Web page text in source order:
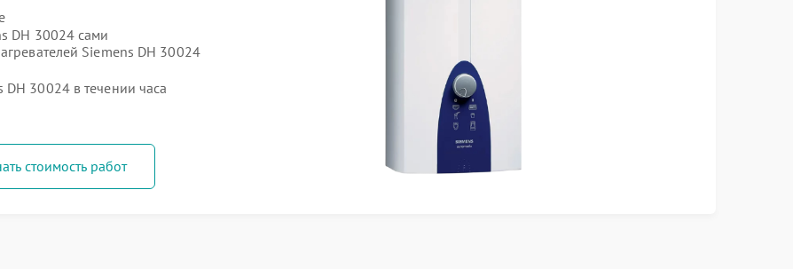
DH 30024 сами
Siemens DH 30024
30024 в течении часа
стоимость работ